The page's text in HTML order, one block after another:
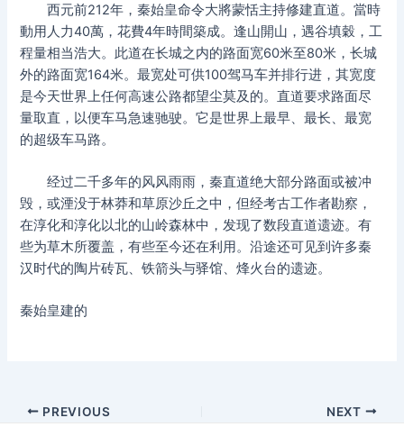
西元前212年，秦始皇命令大將蒙恬主持修建直道。當時
動用人力40萬，花費4年時間築成。逢山開山，遇谷填穀，工
程量相当浩大。此道在长城之内的路面宽60米至80米，长城
外的路面宽164米。最宽处可供100驾马车并排行进，其宽度
是今天世界上任何高速公路都望尘莫及的。直道要求路面尽
量取直，以便车马急速驰驶。它是世界上最早、最长、最宽
的超级车马路。
经过二千多年的风风雨雨，秦直道绝大部分路面或被冲
毁，或湮没于林莽和草原沙丘之中，但经考古工作者勘察，
在淳化和淳化以北的山岭森林中，发现了数段直道遗迹。有
些为草木所覆盖，有些至今还在利用。沿途还可见到许多秦
汉时代的陶片砖瓦、铁箭头与驿馆、烽火台的遗迹。
秦始皇建的
Post
PREVIOUS NEXT